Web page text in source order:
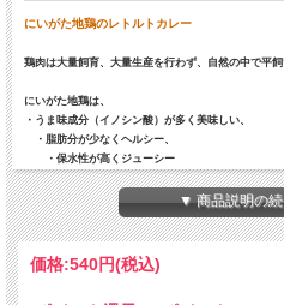
にいがた地鶏のレトルトカレー
鶏肉は大量飼育、大量生産を行わず、自然の中で平
にいがた地鶏は、
・うま味成分（イノシン酸）が多く美味しい、
・脂肪分が少なくヘルシー、
・保水性が高くジューシー
食べたいときに５分温めるだけのお気に入りカレー
化粧箱に入っていて、お土産に適しています。
商品は常温レトルトパウチなので通常便で
▼ 商品説明の
価格:540円(税込)